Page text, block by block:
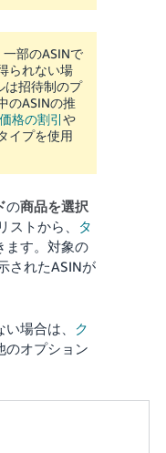
部のASINで
られない場
は招待制のプ
のASINの推
価格の割引や
イプを使用
の商品を選択
ストから、
タ
ます。対象の
されたASINが
場合は、 ク
のオプション